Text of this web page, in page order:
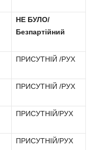
НЕ БУЛО/
Безпартійний
ПРИСУТНІЙ /РУХ
ПРИСУТНІЙ /РУХ
ПРИСУТНІЙ/РУХ
ПРИСУТНІЙ/РУХ